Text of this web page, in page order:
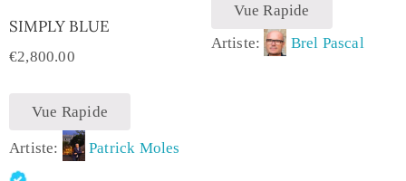
SIMPLY BLUE
€2,800.00
Vue Rapide
Artiste: Patrick Moles
Vue Rapide
Artiste:
Brel Pascal